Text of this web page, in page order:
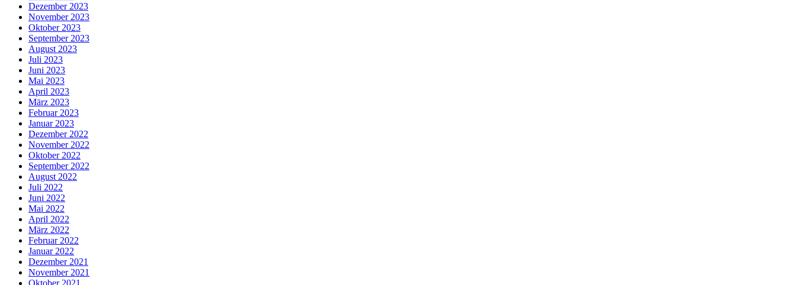
Dezember 2023
November 2023
Oktober 2023
September 2023
August 2023
Juli 2023
Juni 2023
Mai 2023
April 2023
März 2023
Februar 2023
Januar 2023
Dezember 2022
November 2022
Oktober 2022
September 2022
August 2022
Juli 2022
Juni 2022
Mai 2022
April 2022
März 2022
Februar 2022
Januar 2022
Dezember 2021
November 2021